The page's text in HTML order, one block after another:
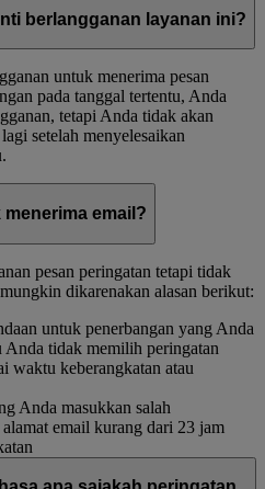
berlangganan layanan ini?
untuk menerima pesan
pada tanggal tertentu, Anda
tetapi Anda tidak akan
setelah menyelesaikan
menerima email?
pesan peringatan tetapi tidak
dikarenakan alasan berikut:
untuk penerbangan yang Anda
Anda tidak memilih peringatan
waktu keberangkatan atau
Anda masukkan salah
email kurang dari 23 jam